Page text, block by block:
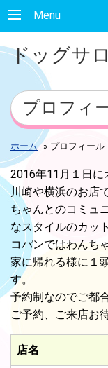
Menu
ドッグサ
プロフィ
ホーム » プロフィール
2016年11月１日に
川崎や横浜のお店
ちゃんとのコミュ
なスタイルのカッ
コパンではわんち
家に帰れる様に １
す。
予約制なのでご都
ご予約、ご来店お
店名